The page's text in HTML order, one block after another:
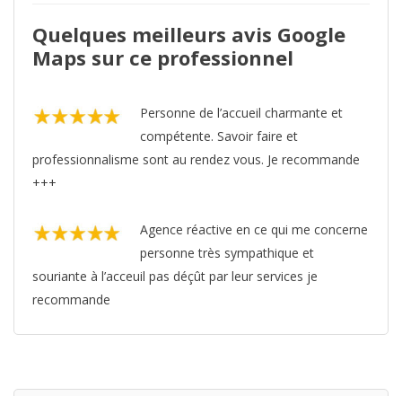
Quelques meilleurs avis Google
Maps sur ce professionnel
Personne de l’accueil charmante et
compétente. Savoir faire et
professionnalisme sont au rendez vous. Je recommande
+++
Agence réactive en ce qui me concerne
personne très sympathique et
souriante à l’acceuil pas déçût par leur services je
recommande